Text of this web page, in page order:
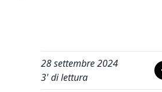
28 settembre 2024
3' di lettura